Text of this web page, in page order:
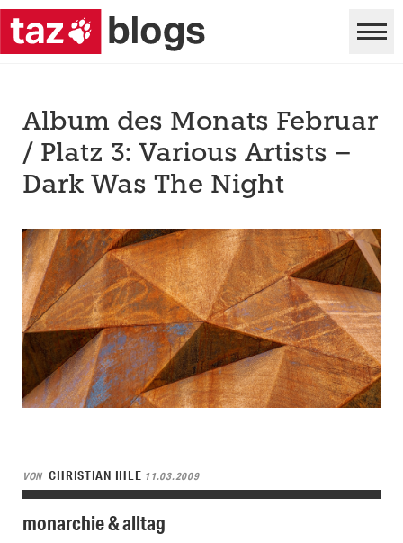
Album des Monats Februar
/ Platz 3: Various Artists –
Dark Was The Night
VON CHRISTIAN IHLE 11.03.2009
monarchie & alltag